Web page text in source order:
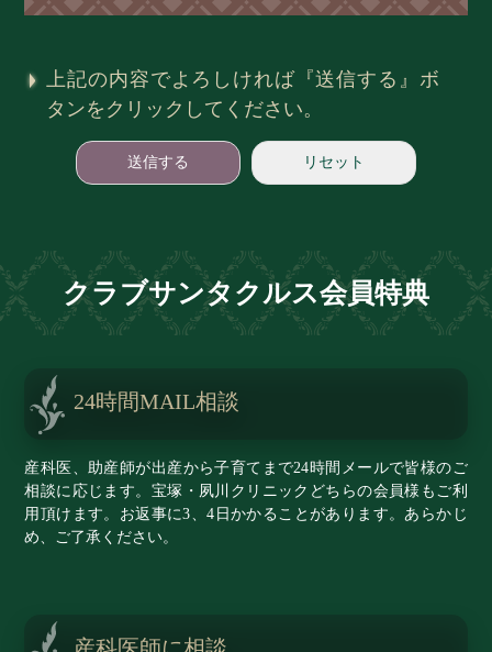
上記の内容でよろしければ『送信する』ボ
タンをクリックしてください。
クラブサンタクルス会員特典
24時間MAIL相談
産科医、助産師が出産から子育てまで24時間メールで皆様のご
相談に応じます。宝塚・夙川クリニックどちらの会員様もご利
用頂けます。お返事に3、4日かかることがあります。あらかじ
め、ご了承ください。